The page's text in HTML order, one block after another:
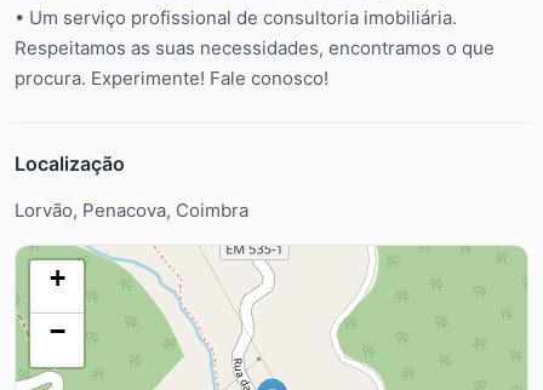
• Um serviço profissional de consultoria imobiliária.
Respeitamos as suas necessidades, encontramos o que
procura. Experimente! Fale conosco!
Localização
Lorvão, Penacova, Coimbra
+
−